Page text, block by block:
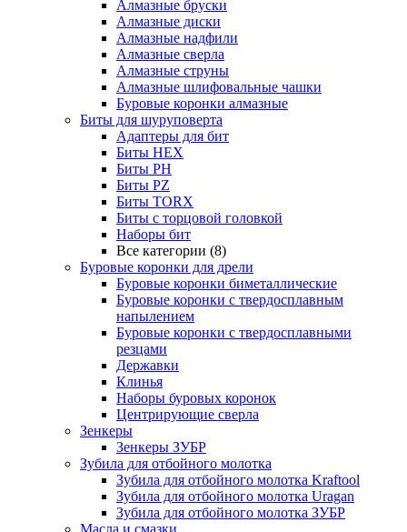
Алмазные бруски
Алмазные диски
Алмазные надфили
Алмазные сверла
Алмазные струны
Алмазные шлифовальные чашки
Буровые коронки алмазные
Биты для шуруповерта
Адаптеры для бит
Биты HEX
Биты PH
Биты PZ
Биты TORX
Биты с торцовой головкой
Наборы бит
Все категории (8)
Буровые коронки для дрели
Буровые коронки биметаллические
Буровые коронки с твердосплавным
напылением
Буровые коронки с твердосплавными
резцами
Державки
Клинья
Наборы буровых коронок
Центрирующие сверла
Зенкеры
Зенкеры ЗУБР
Зубила для отбойного молотка
Зубила для отбойного молотка Kraftool
Зубила для отбойного молотка Uragan
Зубила для отбойного молотка ЗУБР
Масла и смазки